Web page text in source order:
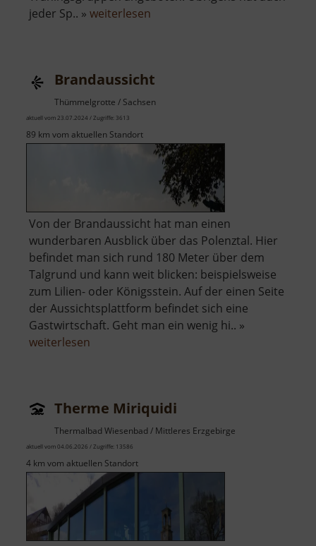
jeder Sp.. » weiterlesen
Brandaussicht
Thümmelgrotte / Sachsen
aktuell vom 23.07.2024 / Zugriffe: 3613
89 km vom aktuellen Standort
Von der Brandaussicht hat man einen
wunderbaren Ausblick über das Polenztal. Hier
befindet man sich rund 180 Meter über dem
Talgrund und kann weit blicken: beispielsweise
zum Lilien- oder Königsstein. Auf der einen Seite
der Aussichtsplattform befindet sich eine
Gastwirtschaft. Geht man ein wenig hi.. »
weiterlesen
Therme Miriquidi
Thermalbad Wiesenbad / Mittleres Erzgebirge
aktuell vom 04.06.2026 / Zugriffe: 13586
4 km vom aktuellen Standort